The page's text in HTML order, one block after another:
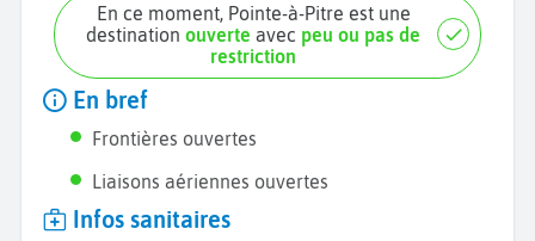
En ce moment, Pointe-à-Pitre est une
destinationouverte avec peu ou pas de
restriction
En bref
Frontières ouvertes
Liaisons aériennes ouvertes
Infos sanitaires